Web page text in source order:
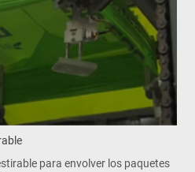
para envolver los paquetes